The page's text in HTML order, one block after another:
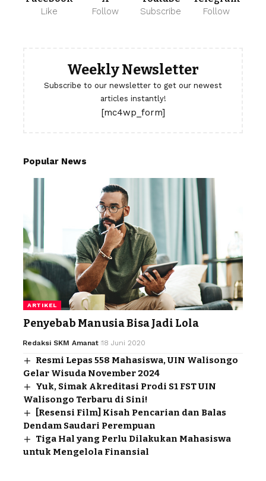
Like Follow Subscribe Follow
Weekly Newsletter
Subscribe to our newsletter to get our newest
articles instantly!
[mc4wp_form]
Popular News
ARTIKEL
Penyebab Manusia Bisa Jadi Lola
Redaksi SKM Amanat 18 Juni 2020
Resmi Lepas 558 Mahasiswa, UIN Walisongo
Gelar Wisuda November 2024
Yuk, Simak Akreditasi Prodi S1 FST UIN
Walisongo Terbaru di Sini!
[Resensi Film] Kisah Pencarian dan Balas
Dendam Saudari Perempuan
Tiga Hal yang Perlu Dilakukan Mahasiswa
untuk Mengelola Finansial